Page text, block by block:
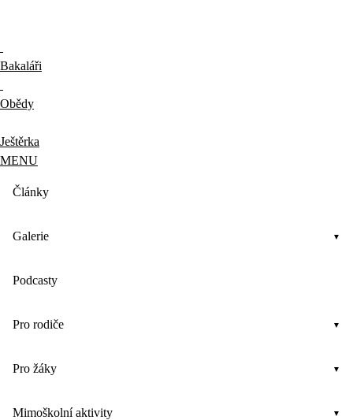
Bakaláři
Obědy
Ještěrka
MENU
Články
Galerie
Podcasty
Pro rodiče
Pro žáky
Mimoškolní aktivity